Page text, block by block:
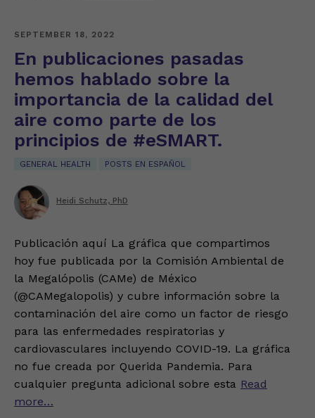
SEPTEMBER 18, 2022
En publicaciones pasadas
hemos hablado sobre la
importancia de la calidad del
aire como parte de los
principios de #eSMART.
GENERAL HEALTH POSTS EN ESPAÑOL
Heidi Schutz, PhD
Publicación aquí La gráfica que compartimos
hoy fue publicada por la Comisión Ambiental de
la Megalópolis (CAMe) de México
(@CAMegalopolis) y cubre información sobre la
contaminación del aire como un factor de riesgo
para las enfermedades respiratorias y
cardiovasculares incluyendo COVID-19. La gráfica
no fue creada por Querida Pandemia. Para
cualquier pregunta adicional sobre esta Read
more…